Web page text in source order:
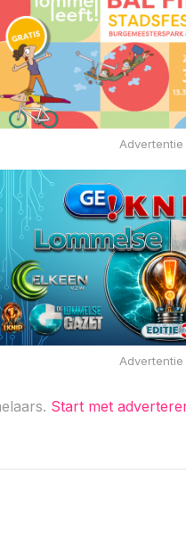
Advertentie
Advertentie
Start met